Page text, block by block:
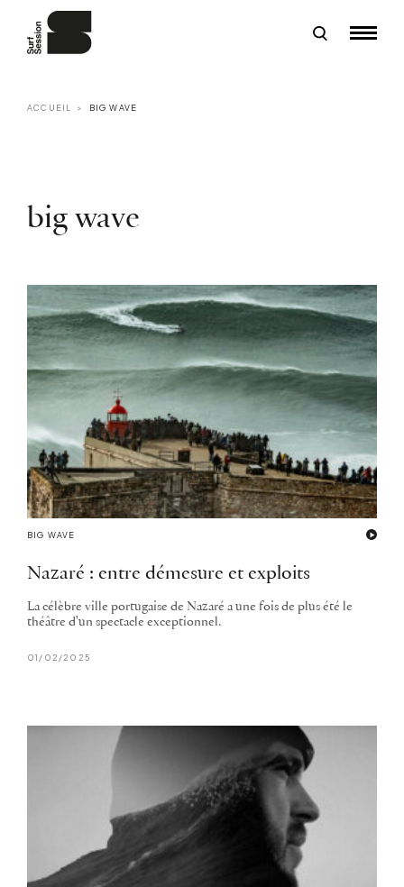
ACCUEIL BIG WAVE
big wave
BIG WAVE
Nazaré : entre démesure et exploits
La célèbre ville portugaise de Nazaré a une fois de plus été le
théâtre d'un spectacle exceptionnel.
01/02/2025